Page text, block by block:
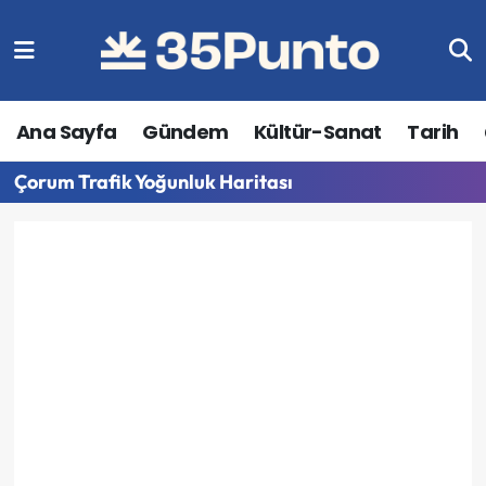
Ana Sayfa Gündem Kültür-Sanat Tarih
Çorum Trafik Yoğunluk Haritası